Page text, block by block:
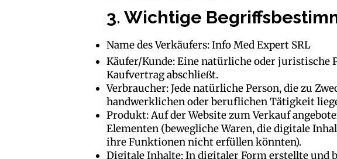
3. Wichtige
Name des Verkäufers: Info Med Expert SRL
Käufer/Kunde: Eine natürliche oder juristische
Kaufvertrag abschließt.
Verbraucher: Jede natürliche Person, die zu
handwerklichen oder beruflichen Tätigkeit
Produkt: Auf der Website zum Verkauf
Elementen (bewegliche Waren, die digitale
ihre Funktionen nicht erfüllen könnten).
Digitale Inhalte: In digitaler Form erstellte und